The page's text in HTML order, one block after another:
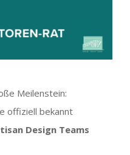
Meilenstein:
offiziell bekannt
Design Teams